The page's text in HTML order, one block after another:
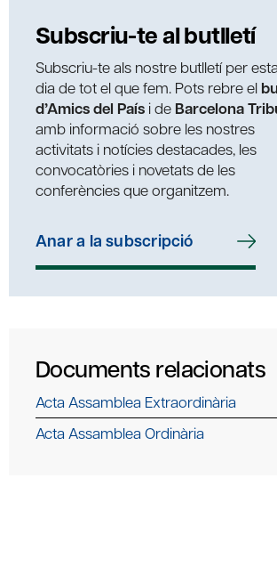
Subscriu-te al butlletí
Subscriu-te als nostre butlletí per
dia de tot el que fem. Pots rebre el
d’Amics del País i de Barcelona
amb informació sobre les nostres
activitats i notícies destacades, les
convocatòries i novetats de les
conferències que organitzem.
Anar a la subscripció
Documents relacionats
Acta Assamblea Extraordinària
Acta Assamblea Ordinària